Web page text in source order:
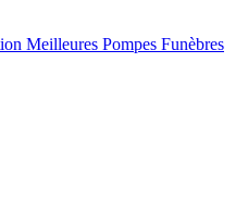
Meilleures Pompes Funèbres